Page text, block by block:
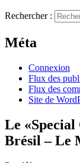
Rechercher :
Méta
Connexion
Flux des
Flux des
Site de
Le «Special
Brésil – Le